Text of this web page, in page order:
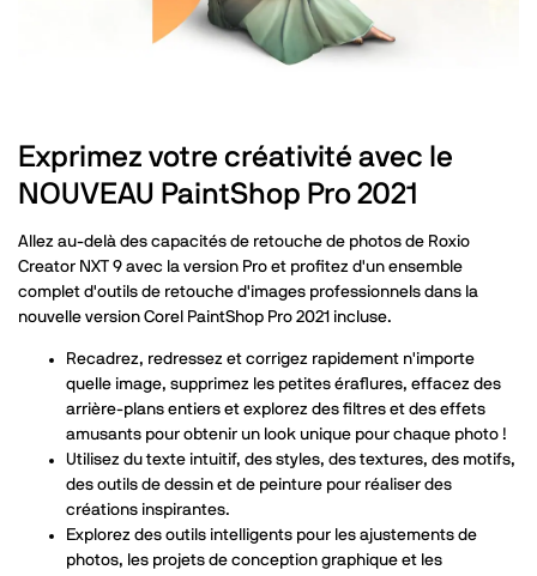
Exprimez votre créativité avec le
NOUVEAU PaintShop Pro 2021
Allez au-delà des capacités de retouche de photos de Roxio
Creator NXT 9 avec la version Pro et profitez d'un ensemble
complet d'outils de retouche d'images professionnels dans la
nouvelle version Corel PaintShop Pro 2021 incluse.
Recadrez, redressez et corrigez rapidement n'importe
quelle image, supprimez les petites éraflures, effacez des
arrière-plans entiers et explorez des filtres et des effets
amusants pour obtenir un look unique pour chaque photo !
Utilisez du texte intuitif, des styles, des textures, des motifs,
des outils de dessin et de peinture pour réaliser des
créations inspirantes.
Explorez des outils intelligents pour les ajustements de
photos, les projets de conception graphique et les